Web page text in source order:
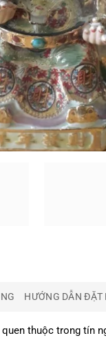
HƯỚNG DẪN ĐẶT
thuộc trong tín